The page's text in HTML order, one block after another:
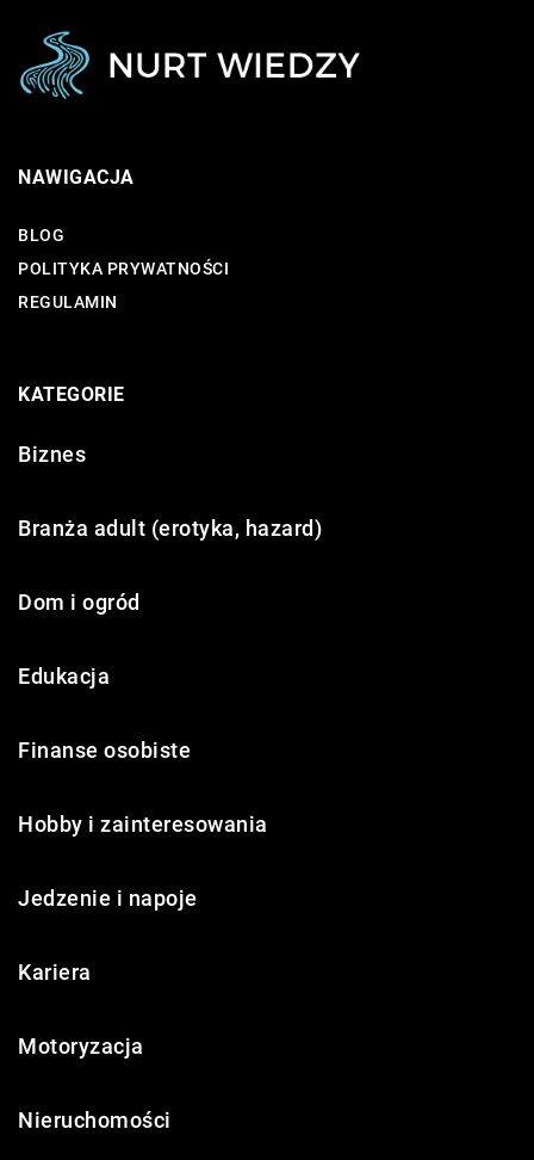
NAWIGACJA
BLOG
POLITYKA PRYWATNOŚCI
REGULAMIN
KATEGORIE
Biznes
Branża adult (erotyka, hazard)
Dom i ogród
Edukacja
Finanse osobiste
Hobby i zainteresowania
Jedzenie i napoje
Kariera
Motoryzacja
Nieruchomości